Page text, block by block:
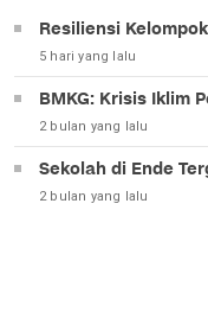
Resiliensi
5 hari yang lalu
BMKG: Krisis Iklim
2 bulan yang lalu
Sekolah di Ende
2 bulan yang lalu